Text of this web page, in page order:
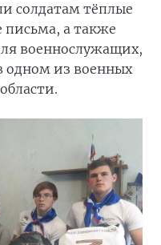
солдатам тёплые
письма, а также
военнослужащих,
одном из военных